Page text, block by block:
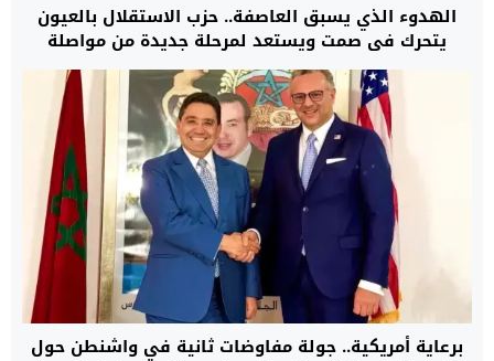
الهدوء الذي يسبق العاصفة.. حزب الاستقلال بالعيون
يتحرك في صمت ويستعد لمرحلة جديدة من مواصلة
التنمية
برعاية أمريكية.. جولة مفاوضات ثانية في واشنطن حول